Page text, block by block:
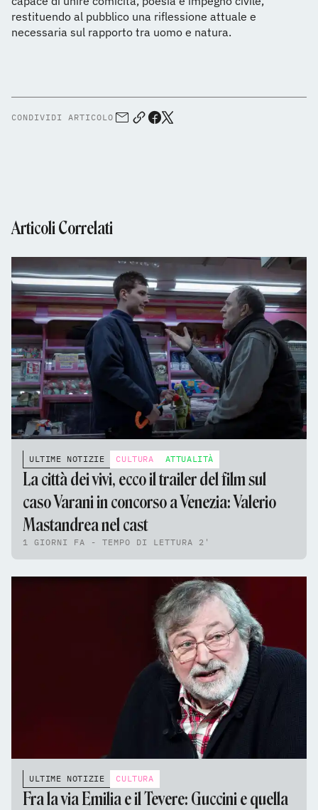
restituendo al pubblico una riflessione attuale e
necessaria sul rapporto tra uomo e natura.
CONDIVIDI ARTICOLO
Articoli Correlati
ULTIME NOTIZIE CULTURA ATTUALITÀ
La città dei vivi, ecco il trailer del film sul
caso Varani in concorso a Venezia: Valerio
Mastandrea nel cast
1 GIORNI FA - TEMPO DI LETTURA 2'
ULTIME NOTIZIE CULTURA
Fra la via Emilia e il Tevere: Guccini e quella